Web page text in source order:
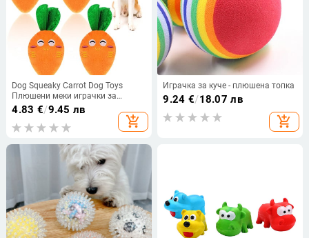
Dog Squeaky Carrot Dog Toys
Плюшени меки играчки за
дъвчене на кученца
Интерактивни консумативи за
домашни любимци за малки и
4.83 €/9.45 лв
add_shopping_cart
Играчка за куче - плюшена топка
9.24 €/18.07 лв
add_shopping_cart